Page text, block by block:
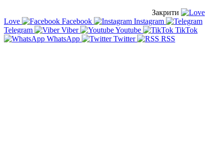
Закрити
Love
Facebook
Instagram
Telegram
Viber Youtube
TikTok
WhatsApp
Twitter RSS